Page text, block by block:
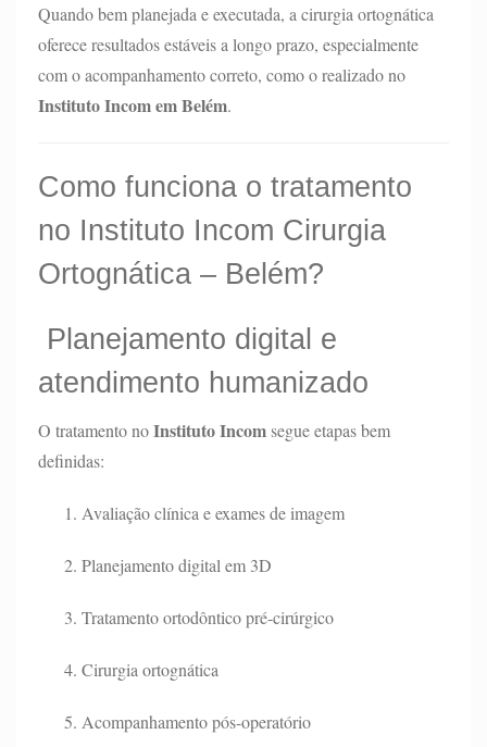
Quando bem planejada e executada, a cirurgia ortognática
oferece resultados estáveis a longo prazo, especialmente
com o acompanhamento correto, como o realizado no
Instituto Incom em Belém.
Como funciona o tratamento
no Instituto Incom Cirurgia
Ortognática – Belém?
Planejamento digital e
atendimento humanizado
O tratamento noInstituto Incomsegue etapas bem
definidas:
Avaliação clínica e exames de imagem
Planejamento digital em 3D
Tratamento ortodôntico pré-cirúrgico
Cirurgia ortognática
Acompanhamento pós-operatório